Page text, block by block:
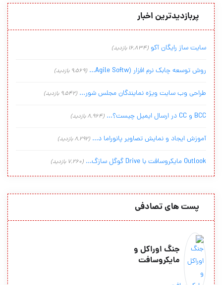
پربازدیدترین اخبار
سایت ساز رایگان آکو (16,834 بازدید)
روش توسعه چابک نرم افزار (Agile Softw... (9,569 بازدید)
طراحی وب سایت ویژه نمایندگان مجلس شور... (9,542 بازدید)
BCC و CC در ارسال ایمیل چیست؟... (8,964 بازدید)
آموزش ایجاد و نمایش تصاویر پانوراما د... (8,292 بازدید)
Outlook مایکروسافت با Drive گوگل سازگ... (7,260 بازدید)
پست های تصادفی
جنگ اوراکل و
مايکروسافت